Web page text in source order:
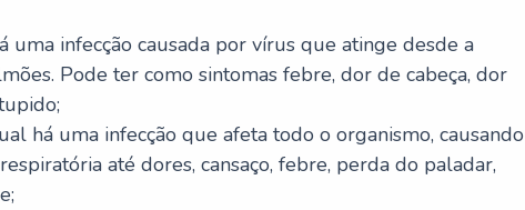
uma infecção causada por vírus que atinge desde a
Pode ter como sintomas febre, dor de cabeça, dor
há uma infecção que afeta todo o organismo, causando
até dores, cansaço, febre, perda do paladar,